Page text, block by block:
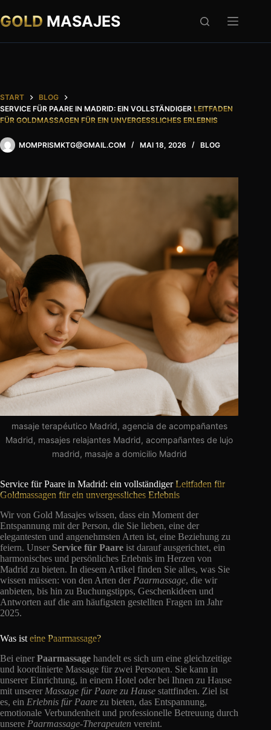
Inhalt
springen
GOLD MASAJES
START
BLOG
SERVICE FÜR PAARE IN MADRID: EIN VOLLSTÄNDIGER LEITFADEN
FÜR GOLDMASSAGEN FÜR EIN UNVERGESSLICHES ERLEBNIS
MOMPRISMKTG@GMAIL.COM MAI 18, 2026 BLOG
masaje terapéutico Madrid, agencia de acompañantes
Madrid, masajes relajantes Madrid, acompañantes de lujo
madrid, masaje a domicilio Madrid
Service für Paare in Madrid: ein vollständigerLeitfaden für
Goldmassagen für ein unvergessliches Erlebnis
Wir von Gold Masajes wissen, dass ein Moment der
Entspannung mit der Person, die Sie lieben, eine der
elegantesten und angenehmsten Arten ist, eine Beziehung zu
feiern. Unser Service für Paare ist darauf ausgerichtet, ein
harmonisches und persönliches Erlebnis im Herzen von
Madrid zu bieten. In diesem Artikel finden Sie alles, was Sie
wissen müssen: von den Arten der Paarmassage, die wir
anbieten, bis hin zu Buchungstipps, Geschenkideen und
Antworten auf die am häufigsten gestellten Fragen im Jahr
2025.
Was ist eine Paarmassage?
Bei einer Paarmassage handelt es sich um eine gleichzeitige
und koordinierte Massage für zwei Personen. Sie kann in
unserer Einrichtung, in einem Hotel oder bei Ihnen zu Hause
mit unserer Massage für Paare zu Hause stattfinden. Ziel ist
es, ein Erlebnis für Paare zu bieten, das Entspannung,
emotionale Verbundenheit und professionelle Betreuung durch
unsere Paarmassage-Therapeuten vereint.